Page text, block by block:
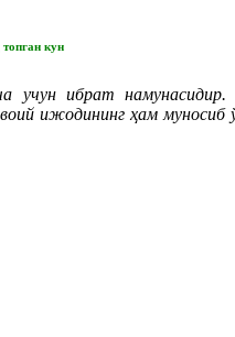
кун
учун ибрат
ижодининг ҳам муносиб